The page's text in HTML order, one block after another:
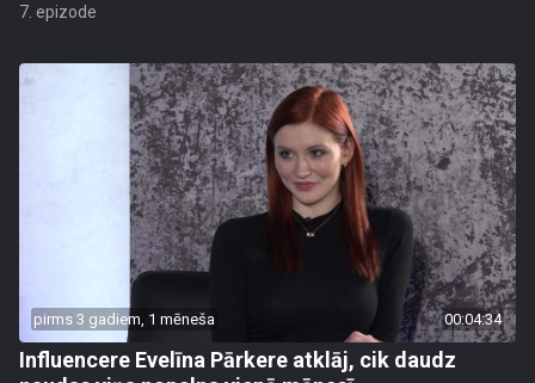
7. epizode
pirms 3 gadiem, 1 mēneša 00:04:34
Influencere Evelīna Pārkere atklāj, cik daudz